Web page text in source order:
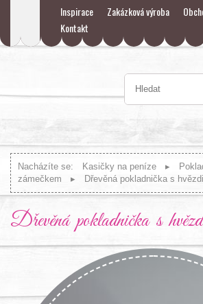
Inspirace Zakázková výroba
Kontakt
Nacházíte se: Kasičky na peníze
zámečkem
Dřevěná pokladnička s
Dřevěná pokladnička s